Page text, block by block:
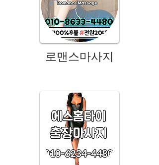
로맨스마사지